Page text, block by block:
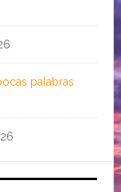
palabras